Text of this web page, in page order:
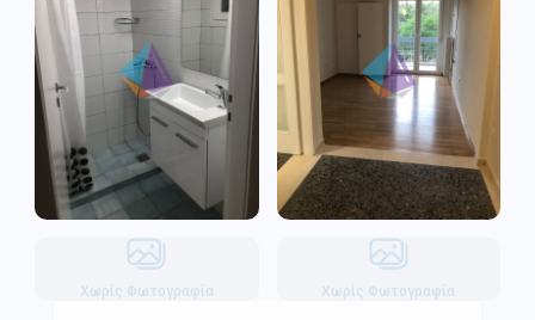
Χωρίς Φωτογραφία Χωρίς Φωτογραφία